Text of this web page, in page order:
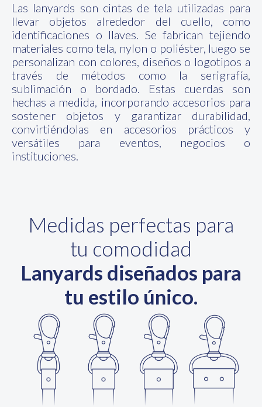
Las lanyards son cintas de tela utilizadas para
llevar objetos alrededor del cuello, como
identificaciones o llaves. Se fabrican tejiendo
materiales como tela, nylon o poliéster, luego se
personalizan con colores, diseños o logotipos a
través de métodos como la serigrafía,
sublimación o bordado. Estas cuerdas son
hechas a medida, incorporando accesorios para
sostener objetos y garantizar durabilidad,
convirtiéndolas en accesorios prácticos y
versátiles para eventos, negocios o
instituciones.
Medidas perfectas para
tu comodidad
Lanyards diseñados para
tu estilo único.